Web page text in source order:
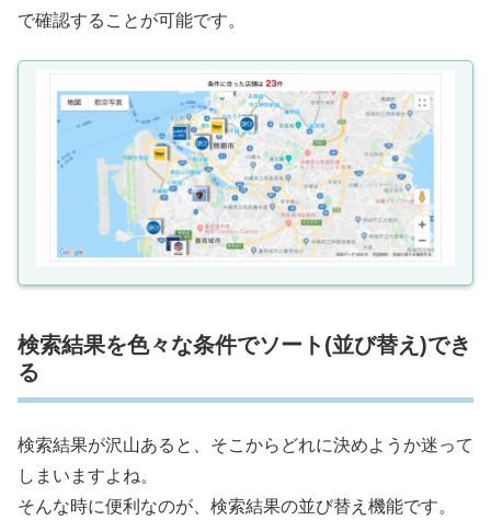
で確認することが可能です。
検索結果を色々な条件でソート(並び替え)でき
る
検索結果が沢山あると、そこからどれに決めようか迷って
しまいますよね。
そんな時に便利なのが、検索結果の並び替え機能です。